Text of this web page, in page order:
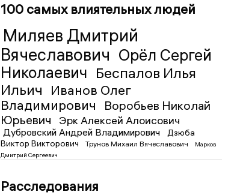
100 самых влиятельных людей
Миляев Дмитрий
Вячеславович Орёл Сергей
Николаевич Беспалов Илья
Ильич
Иванов Олег
Владимирович
Воробьев Николай
Юрьевич
Эрк Алексей Алоисович
Дубровский Андрей Владимирович
Дзюба
Виктор Викторович
Трунов Михаил Вячеславович
Марков
Дмитрий Сергеевич
Расследования